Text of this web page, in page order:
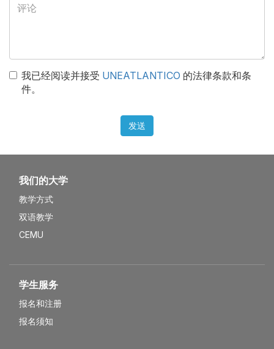
我已经阅读并接受 UNEATLANTICO 的法律条款和条
件。
发送
我们的大学
教学方式
双语教学
CEMU
学生服务
报名和注册
报名须知